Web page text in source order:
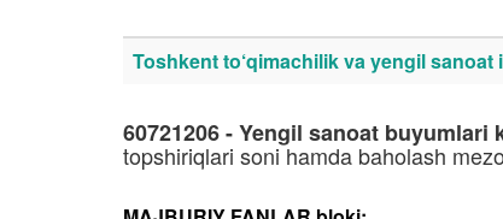
Toshkent to‘qimachilik va yengil sanoat
60721206 - Yengil sanoat
topshiriqlari soni hamda baholash